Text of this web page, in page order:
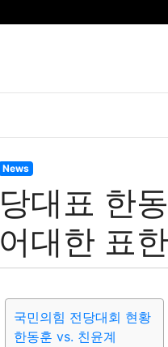
News
당대표 한
어대한 표
국민의힘 전당대회 현황
한동훈 vs. 친윤계